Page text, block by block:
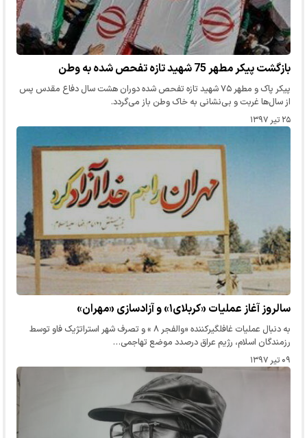
بازگشت پیکر مطهر 75 شهید تازه تفحص شده به وطن
پیکر پاک و مطهر ۷۵ شهید تازه تفحص شده دوران هشت سال دفاع مقدس پس
از سال‌ها غربت و بی‌نشانی به خاک وطن باز می‌گردد.
۲۵ تیر ۱۳۹۷
سالروز آغاز عملیات «کربلای۱» و آزادسازی «مهران»
به دنبال عملیات غافلگیرکننده «والفجر ۸ » و تصرف شهر استراتژیک فاو توسط
رزمندگان اسلام، رژیم عراق درصدد موضع تهاجمی…
۰۹ تیر ۱۳۹۷